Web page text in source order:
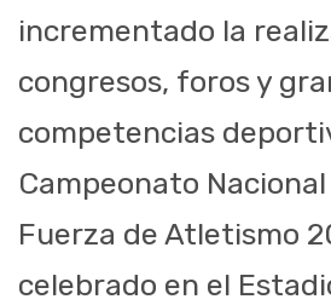
incrementado la
congresos, foros y
competencias
Campeonato
Fuerza de Atletismo
celebrado en el